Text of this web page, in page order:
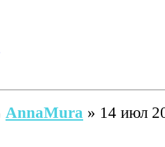
AnnaMura » 14 июл